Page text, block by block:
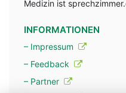
Medizin ist
INFORMATIONEN
– Impressum
– Feedback
– Partner